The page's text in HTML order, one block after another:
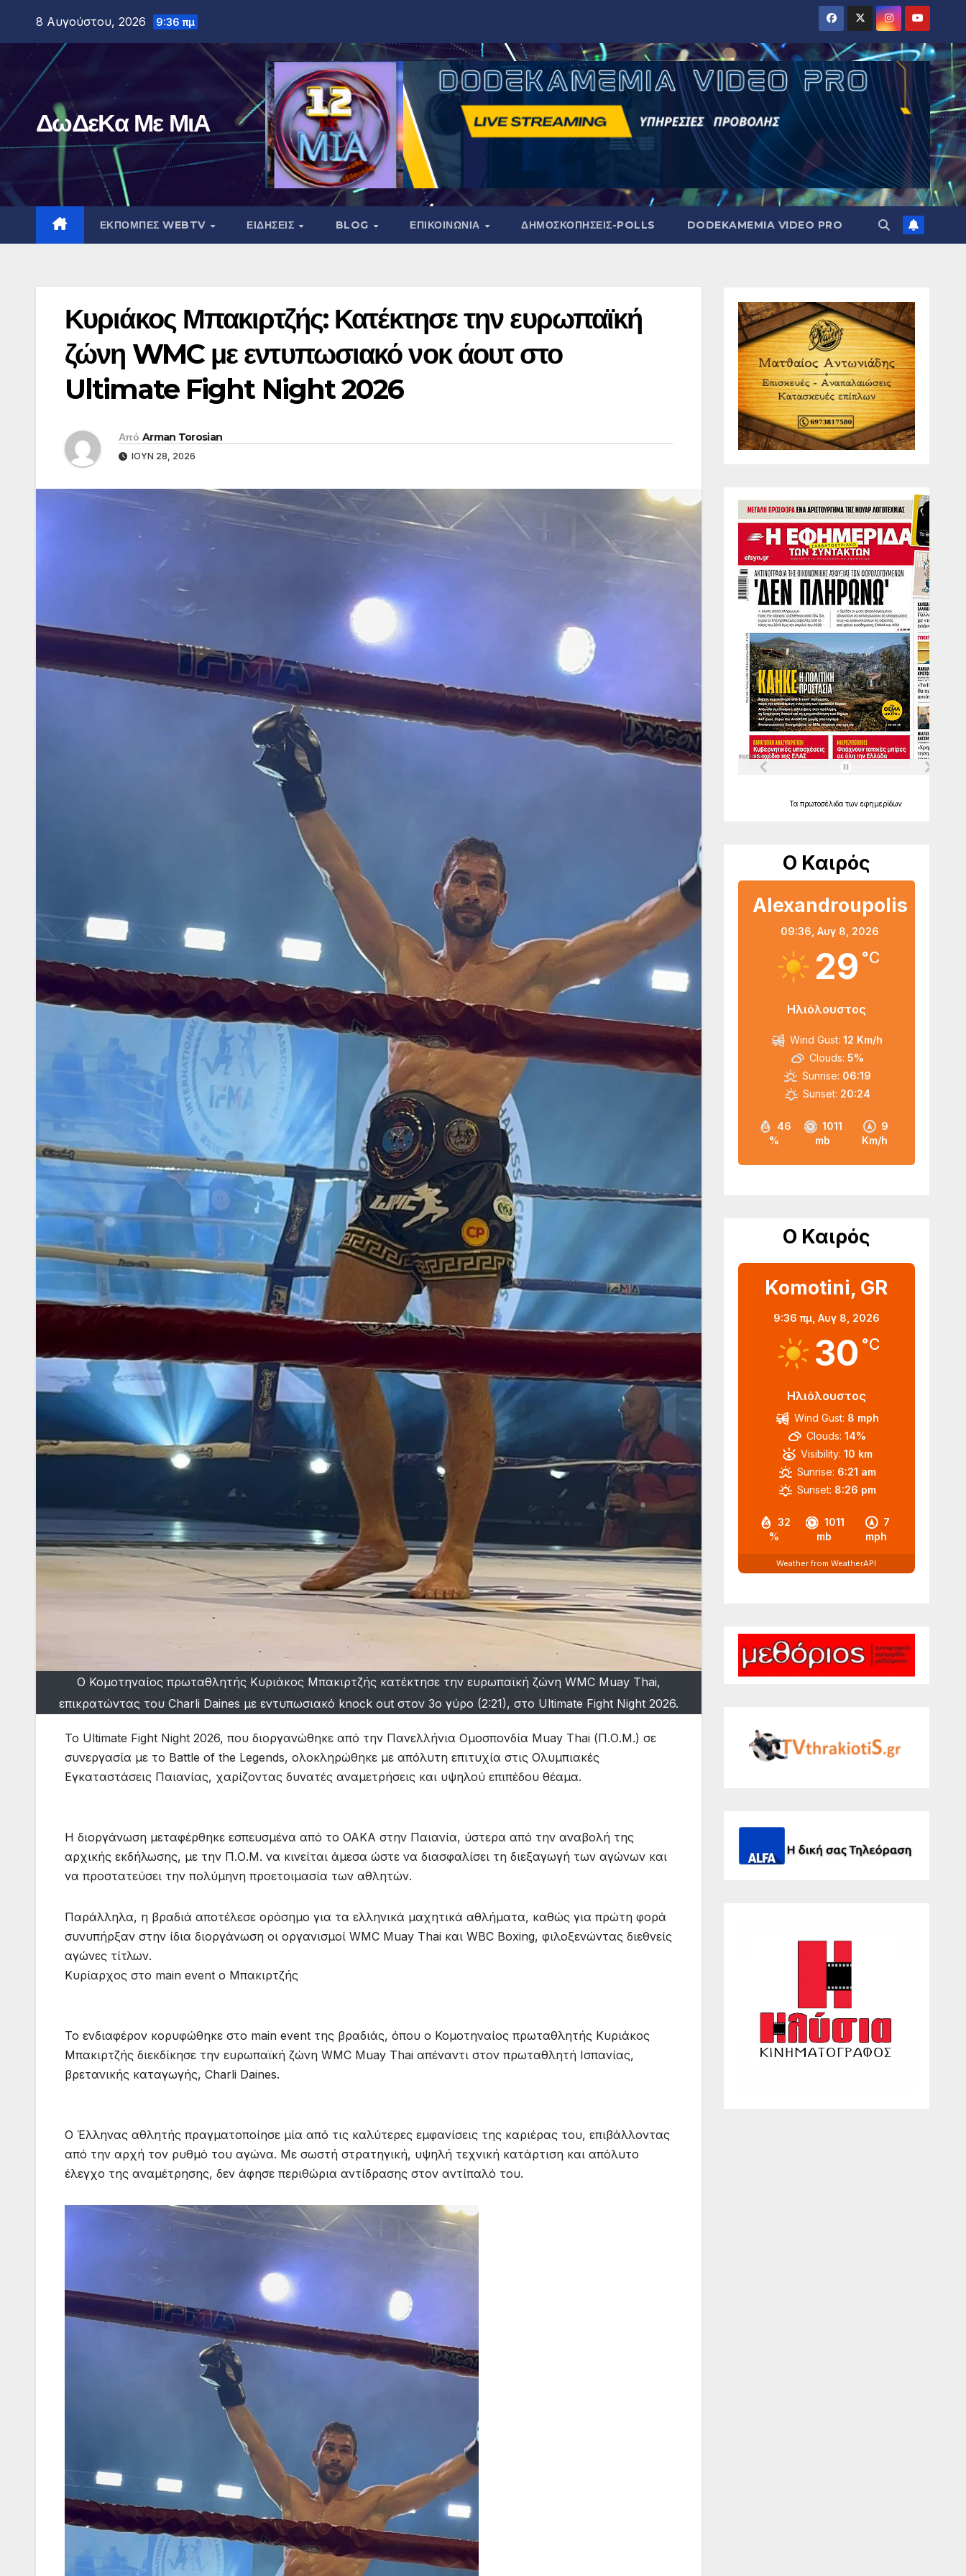
περιεχόμενο
8 Αυγούστου, 2026 9:36 πμ
ΔωΔεΚα Με ΜιΑ
ΕΚΠΟΜΠΕΣ WEBTV ΕΙΔΗΣΕΙΣ BLOG ΕΠΙΚΟΙΝΩΝΙΑ ΔΗΜΟΣΚΟΠΉΣΕΙΣ-POLLS DODEKAMEMIA VIDEO PRO
Κυριάκος Μπακιρτζής: Κατέκτησε την ευρωπαϊκή
ζώνη WMC με εντυπωσιακό νοκ άουτ στο
Ultimate Fight Night 2026
Από Arman Torosian
ΙΟΎΝ 28, 2026
Ο Κομοτηναίος πρωταθλητής Κυριάκος Μπακιρτζής κατέκτησε την ευρωπαϊκή ζώνη WMC Muay Thai,
επικρατώντας του Charli Daines με εντυπωσιακό knock out στον 3ο γύρο (2:21), στο Ultimate Fight Night 2026.
Το Ultimate Fight Night 2026, που διοργανώθηκε από την Πανελλήνια Ομοσπονδία Muay Thai (Π.Ο.Μ.) σε
συνεργασία με το Battle of the Legends, ολοκληρώθηκε με απόλυτη επιτυχία στις Ολυμπιακές
Εγκαταστάσεις Παιανίας, χαρίζοντας δυνατές αναμετρήσεις και υψηλού επιπέδου θέαμα.
Η διοργάνωση μεταφέρθηκε εσπευσμένα από το ΟΑΚΑ στην Παιανία, ύστερα από την αναβολή της
αρχικής εκδήλωσης, με την Π.Ο.Μ. να κινείται άμεσα ώστε να διασφαλίσει τη διεξαγωγή των αγώνων και
να προστατεύσει την πολύμηνη προετοιμασία των αθλητών.
Παράλληλα, η βραδιά αποτέλεσε ορόσημο για τα ελληνικά μαχητικά αθλήματα, καθώς για πρώτη φορά
συνυπήρξαν στην ίδια διοργάνωση οι οργανισμοί WMC Muay Thai και WBC Boxing, φιλοξενώντας διεθνείς
αγώνες τίτλων.
Κυρίαρχος στο main event ο Μπακιρτζής
Το ενδιαφέρον κορυφώθηκε στο main event της βραδιάς, όπου ο Κομοτηναίος πρωταθλητής Κυριάκος
Μπακιρτζής διεκδίκησε την ευρωπαϊκή ζώνη WMC Muay Thai απέναντι στον πρωταθλητή Ισπανίας,
βρετανικής καταγωγής, Charli Daines.
Ο Έλληνας αθλητής πραγματοποίησε μία από τις καλύτερες εμφανίσεις της καριέρας του, επιβάλλοντας
από την αρχή τον ρυθμό του αγώνα. Με σωστή στρατηγική, υψηλή τεχνική κατάρτιση και απόλυτο
έλεγχο της αναμέτρησης, δεν άφησε περιθώρια αντίδρασης στον αντίπαλό του.
Τα πρωτοσέλιδα των εφημερίδων
Ο Καιρός
Alexandroupolis
09:36, Αυγ 8, 2026
29 °C
Ηλιόλουστος
46
%
1011
mb
9
Km/h
Wind Gust: 12 Km/h
Clouds: 5%
Sunrise: 06:19
Sunset: 20:24
Ο Καιρός
Komotini, GR
9:36 πμ, Αυγ 8, 2026
30 °C
Ηλιόλουστος
32
%
1011
mb
7
mph
Wind Gust: 8 mph
Clouds: 14%
Visibility: 10 km
Sunrise: 6:21 am
Sunset: 8:26 pm
Weather from WeatherAPI